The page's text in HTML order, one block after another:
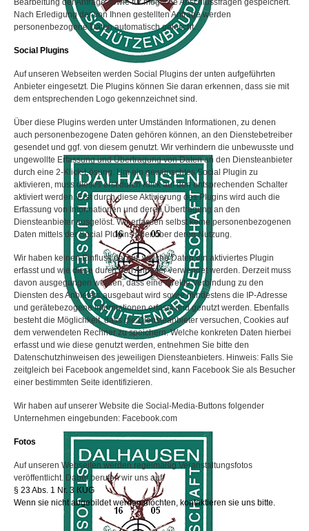
Nach Erledigung der von Ihnen gestellten Anfrage werden
personenbezogene Daten automatisch gelöscht.
Social Plugins
Auf unseren Webseiten werden Social Plugins der unten aufgeführten
Anbieter eingesetzt. Die Plugins können Sie daran erkennen, dass sie mit
dem entsprechenden Logo gekennzeichnet sind.
Über diese Plugins werden unter Umständen Informationen, zu denen
auch personenbezogene Daten gehören können, an den Dienstebetreiber
gesendet und ggf. von diesem genutzt. Wir verhindern die unbewusste und
ungewollte Erfassung und Übertragung von Daten an den Diensteanbieter
durch eine 2-Klick-Lösung. Um ein gewünschtes Social Plugin zu
aktivieren, muss dieses erst durch Klick auf den entsprechenden Schalter
aktiviert werden. Erst durch diese Aktivierung des Plugins wird auch die
Erfassung von Informationen und deren Übertragung an den
Diensteanbieter ausgelöst. Wir erfassen selbst keine personenbezogenen
Daten mittels der Social Plugins oder über deren Nutzung.
Wir haben keinen Einfluss darauf, welche Daten ein aktiviertes Plugin
erfasst und wie diese durch den Anbieter verwendet werden. Derzeit muss
davon ausgegangen werden, dass eine direkte Verbindung zu den
Diensten des Anbieters ausgebaut wird sowie mindestens die IP-Adresse
und gerätebezogene Informationen erfasst und genutzt werden. Ebenfalls
besteht die Möglichkeit, dass die Diensteanbieter versuchen, Cookies auf
dem verwendeten Rechner zu speichern. Welche konkreten Daten hierbei
erfasst und wie diese genutzt werden, entnehmen Sie bitte den
Datenschutzhinweisen des jeweiligen Diensteanbieters. Hinweis: Falls Sie
zeitgleich bei Facebook angemeldet sind, kann Facebook Sie als Besucher
einer bestimmten Seite identifizieren.
Wir haben auf unserer Website die Social-Media-Buttons folgender
Unternehmen eingebunden: Facebook.com
Fotos
Auf unseren Webseiten werden regelmäßig Veranstaltungsfotos
veröffentlicht. Dabei berufen wir uns auf:
§ 23 Abs. 1 Nr. 3 KUG
Wenn sie nicht abgebildet werden möchten, kontaktieren sie uns bitte.